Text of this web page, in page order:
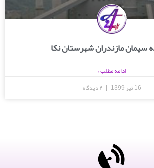
سیمان مازندران شهرستان نکا
ادامه مطلب »
16 تیر 1399